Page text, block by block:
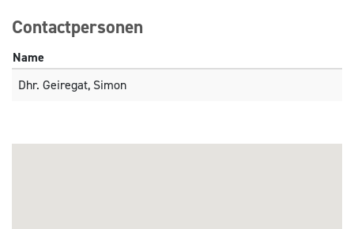
Contactpersonen
Name
Dhr. Geiregat, Simon